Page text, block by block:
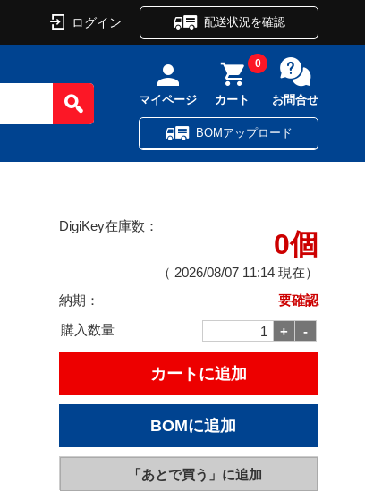
ログイン 配送状況を確認
マイページ カート
0
お問合せ
BOMアップロード
DigiKey在庫数：
0個
（ 2026/08/07 11:14 現在）
納期：
要確認
購入数量